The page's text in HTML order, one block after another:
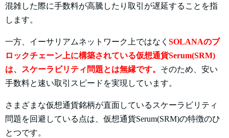
混雑した際に手数料が高騰したり取引が遅延することを指
します。
一方、イーサリアムネットワーク上ではなく SOLANAのブ
ロックチェーン上に構築されている仮想通貨Serum(SRM)
は、スケーラビリティ問題とは無縁です。 そのため、安い
手数料と速い取引スピードを実現しています。
さまざまな仮想通貨銘柄が直面しているスケーラビリティ
問題を回避している点は、仮想通貨Serum(SRM)の特徴のひ
とつです。